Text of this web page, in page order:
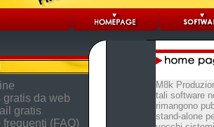
gratis da web
gratis
frequenti (FAQ)
M8k
tali software
rimangono
stand-alone